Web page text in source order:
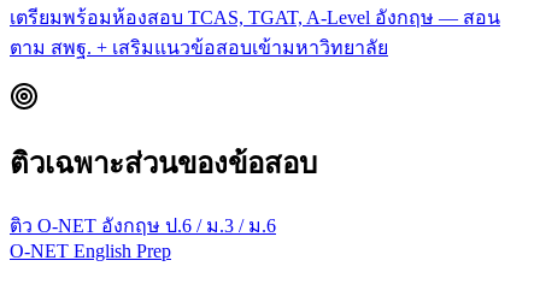
เตรียมพร้อมห้องสอบ TCAS, TGAT, A-Level อังกฤษ — สอน
ตาม สพฐ. + เสริมแนวข้อสอบเข้ามหาวิทยาลัย
ติวเฉพาะส่วนของข้อสอบ
ติว O-NET อังกฤษ ป.6 / ม.3 / ม.6
O-NET English Prep